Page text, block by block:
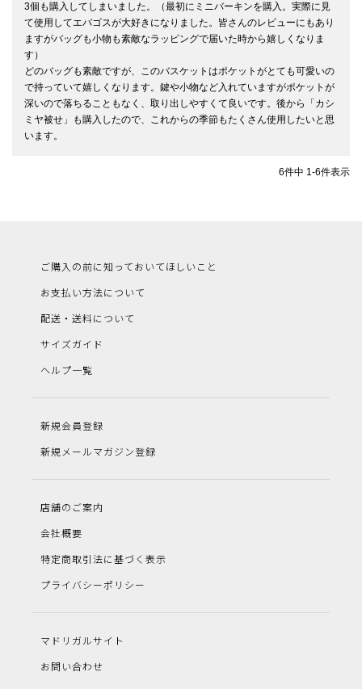
3個も購入してしまいました。（最初にミニバーキンを購入。実際に見
て使用してエバゴスが大好きになりました。皆さんのレビューにもあり
ますがバッグも小物も素敵なラッピングで届いた時から嬉しくなりま
す）
どのバッグも素敵ですが、このバスケットはポケットがとても可愛いの
で持っていて嬉しくなります。鍵や小物など入れていますがポケットが
深いので落ちることもなく、取り出しやすくて良いです。後から「カシ
ミヤ被せ」も購入したので、これからの季節もたくさん使用したいと思
います。
6件中 1-6件表示
ご購入の前に知っておいてほしいこと
お支払い方法について
配送・送料について
サイズガイド
ヘルプ一覧
新規会員登録
新規メールマガジン登録
店舗のご案内
会社概要
特定商取引法に基づく表示
プライバシーポリシー
マドリガルサイト
お問い合わせ